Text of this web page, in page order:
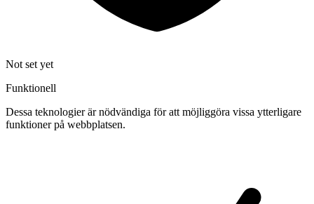
Not set yet
Funktionell
Dessa teknologier är nödvändiga för att möjliggöra vissa ytterligare
funktioner på webbplatsen.